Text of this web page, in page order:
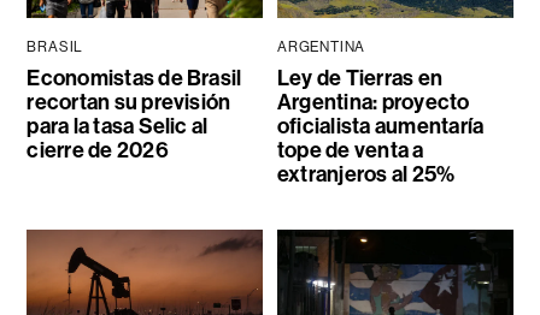
BRASIL
Economistas de Brasil
recortan su previsión
para la tasa Selic al
cierre de 2026
ARGENTINA
Ley de Tierras en
Argentina: proyecto
oficialista aumentaría
tope de venta a
extranjeros al 25%